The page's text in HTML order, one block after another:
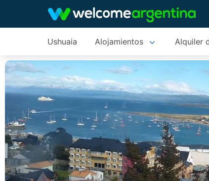
Ushuaia Alojamientos Alquiler